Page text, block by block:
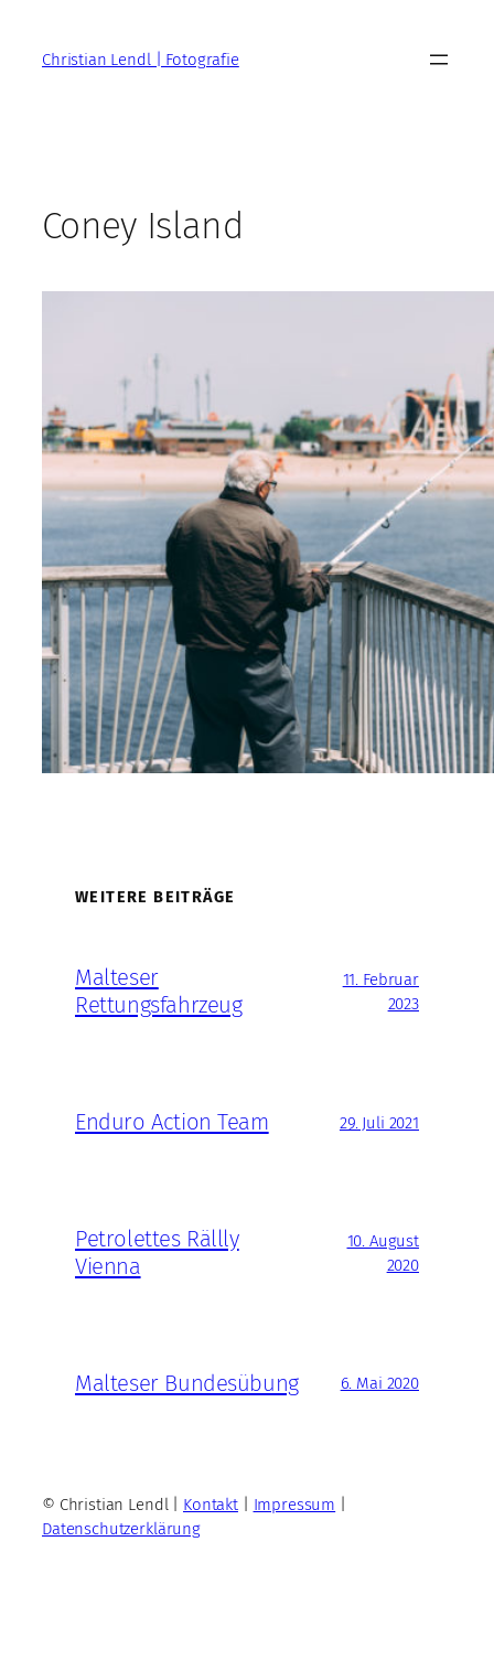
springenChristian Lendl | Fotografie
Coney Island
WEITERE BEITRÄGE
Malteser
Rettungsfahrzeug
11. Februar
2023
Enduro Action Team 29. Juli 2021
Petrolettes Rällly
Vienna
10. August
2020
Malteser Bundesübung 6. Mai 2020
© Christian Lendl | Kontakt| Impressum
Datenschutzerklärung